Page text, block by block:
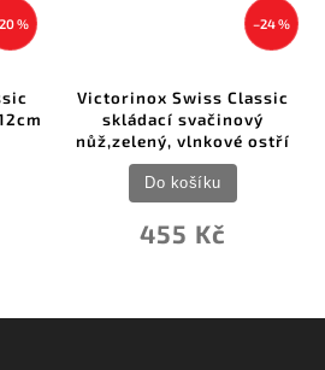
% –24 %
Victorinox Swiss Classic
skládací svačinový
nůž,zelený, vlnkové ostří
455 Kč
Do košíku